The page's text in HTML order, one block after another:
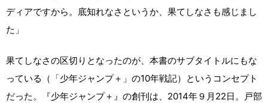
ディアですから。底知れなさというか、果てしなさも感じまし
た」
果てしなさの区切りとなったのが、本書のサブタイトルにもな
っている（「少年ジャンプ＋」の10年戦記）というコンセプト
だった。『少年ジャンプ＋』の創刊は、2014年９月22日。戸部